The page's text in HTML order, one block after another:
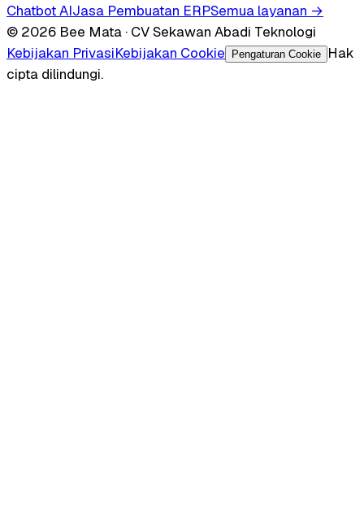
Chatbot AIJasa Pembuatan ERPSemua layanan →
© 2026 Bee Mata · CV Sekawan Abadi Teknologi
Kebijakan PrivasiKebijakan Cookie Pengaturan Cookie
Hak
cipta dilindungi.